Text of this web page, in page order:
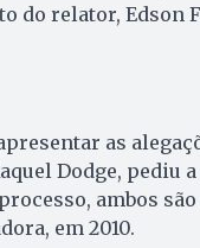
do relator, Edson
as
Dodge, pediu
ambos
em 2010.